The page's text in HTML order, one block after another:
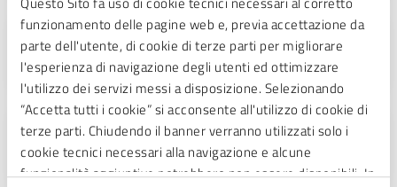
funzionamento delle pagine web e, previa accettazione da
parte dell'utente, di cookie di terze parti per migliorare
l'esperienza di navigazione degli utenti ed ottimizzare
l'utilizzo dei servizi messi a disposizione. Selezionando
“Accetta tutti i cookie” si acconsente all'utilizzo di cookie di
terze parti. Chiudendo il banner verranno utilizzati solo i
cookie tecnici necessari alla navigazione e alcune
funzionalità aggiuntive potrebbero non essere disponibili. In
Salute
Spazio Verde